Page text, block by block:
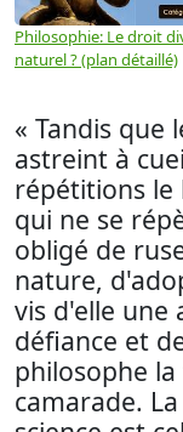
Philosophie: Le droit
naturel ? (plan détaillé)
« Tandis que
astreint à
répétitions le
qui ne se
obligé de
nature,
vis d'elle une
défiance et
philosophe
camarade.